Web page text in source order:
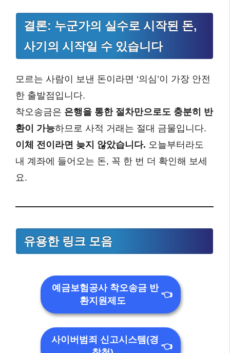
결론: 누군가의 실수로 시작된 돈,
사기의 시작일 수 있습니다
모르는 사람이 보낸 돈이라면 ‘의심’이 가장 안전
한 출발점입니다.
착오송금은 은행을 통한 절차만으로도 충분히 반
환이 가능하므로 사적 거래는 절대 금물입니다.
이체 전이라면 늦지 않았습니다. 오늘부터라도
내 계좌에 들어오는 돈, 꼭 한 번 더 확인해 보세
요.
유용한 링크 모음
예금보험공사 착오송금 반
환지원제도
👈
사이버범죄 신고시스템(경
👈